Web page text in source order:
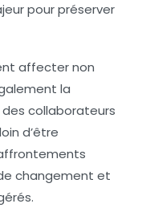
pour préserver
affecter non
la
collaborateurs
d’être
changement et